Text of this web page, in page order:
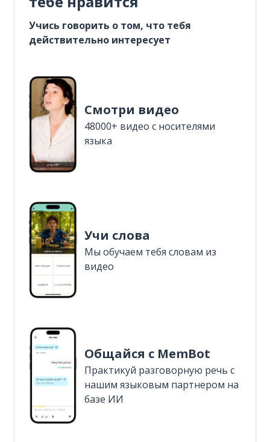
Учись говорить о том, что тебя
действительно интересует
Смотри видео
48000+ видео с носителями
языка
Учи слова
Мы обучаем тебя словам из
видео
Общайся с MemBot
Практикуй разговорную речь с
нашим языковым партнером на
базе ИИ